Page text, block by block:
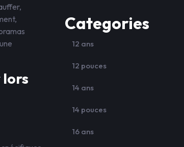
Categories
12 ans
12 pouces
14 ans
14 pouces
16 ans